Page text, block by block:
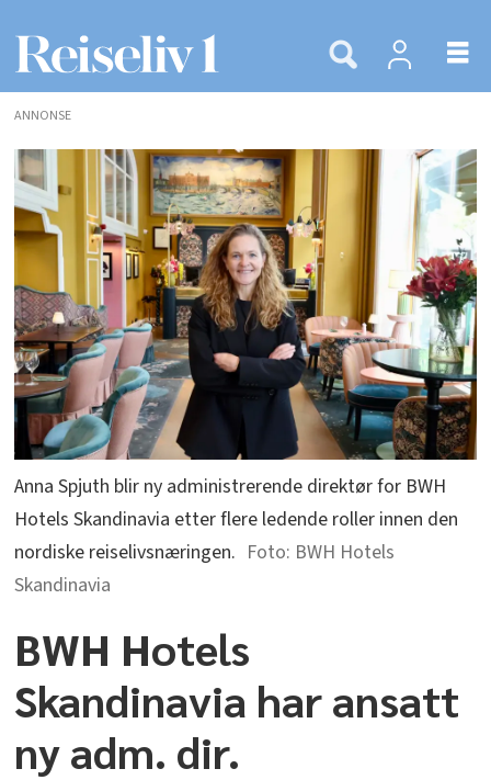
ANNONSE
Anna Spjuth blir ny administrerende direktør for BWH
Hotels Skandinavia etter flere ledende roller innen den
nordiske reiselivsnæringen.
BWH Hotels
Skandinavia
BWH Hotels
Skandinavia har ansatt
ny adm. dir.